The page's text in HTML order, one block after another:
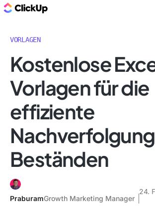
VORLAGEN
Kostenlose
Vorlagen für die
effiziente
Beständen
PraburamGrowth Marketing Manager
24.